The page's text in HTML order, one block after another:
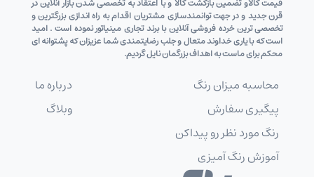
قرن جدید و در جهت توانمندسازی مشتریان اقدام به راه اندازی بزرگترین و
تخصصی ترین خرده فروشی آنلاین با برند تجاری مینیاتور نموده است . امید
است که با یاری خداوند متعال و جلب رضایتمندی شما عزیزان که پشتوانه ای
محکم برای ماست به اهداف بزرگمان نایل گردیم.
محاسبه میزان رنگ
پیگیری سفارش
رنگ مورد نظر رو پیداکن
آموزش رنگ آمیزی
درباره ما
وبلاگ